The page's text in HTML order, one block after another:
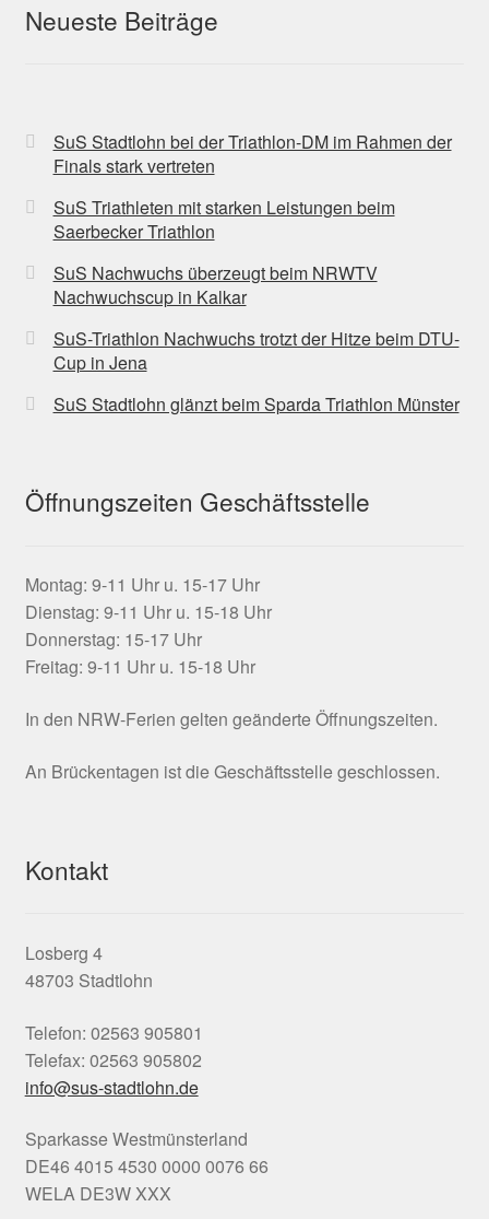
Neueste Beiträge
SuS Stadtlohn bei der Triathlon-DM im Rahmen der
Finals stark vertreten
SuS Triathleten mit starken Leistungen beim
Saerbecker Triathlon
SuS Nachwuchs überzeugt beim NRWTV
Nachwuchscup in Kalkar
SuS-Triathlon Nachwuchs trotzt der Hitze beim DTU-
Cup in Jena
SuS Stadtlohn glänzt beim Sparda Triathlon Münster
Öffnungszeiten Geschäftsstelle
Montag: 9-11 Uhr u. 15-17 Uhr
Dienstag: 9-11 Uhr u. 15-18 Uhr
Donnerstag: 15-17 Uhr
Freitag: 9-11 Uhr u. 15-18 Uhr
In den NRW-Ferien gelten geänderte Öffnungszeiten.
An Brückentagen ist die Geschäftsstelle geschlossen.
Kontakt
Losberg 4
48703 Stadtlohn
Telefon: 02563 905801
Telefax: 02563 905802
info@sus-stadtlohn.de
Sparkasse Westmünsterland
DE46 4015 4530 0000 0076 66
WELA DE3W XXX